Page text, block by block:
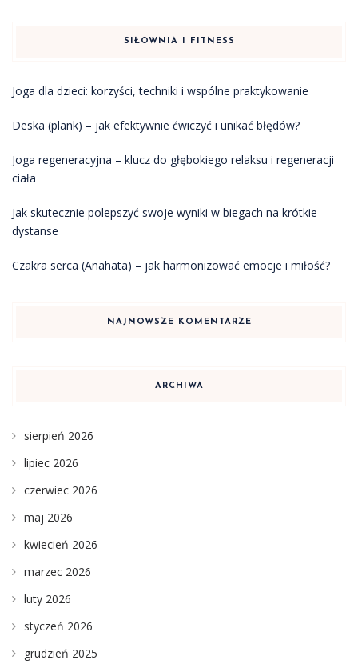
SIŁOWNIA I FITNESS
Joga dla dzieci: korzyści, techniki i wspólne praktykowanie
Deska (plank) – jak efektywnie ćwiczyć i unikać błędów?
Joga regeneracyjna – klucz do głębokiego relaksu i regeneracji
ciała
Jak skutecznie polepszyć swoje wyniki w biegach na krótkie
dystanse
Czakra serca (Anahata) – jak harmonizować emocje i miłość?
NAJNOWSZE KOMENTARZE
ARCHIWA
sierpień 2026
lipiec 2026
czerwiec 2026
maj 2026
kwiecień 2026
marzec 2026
luty 2026
styczeń 2026
grudzień 2025